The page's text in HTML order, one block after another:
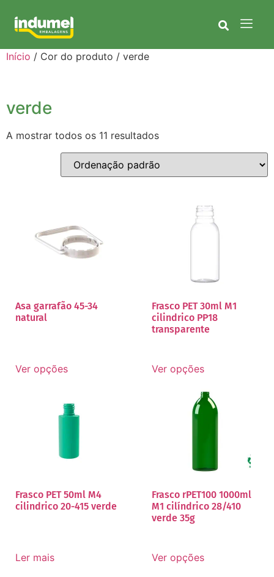
Início / Cor do produto / verde
verde
A mostrar todos os 11 resultados
Asa garrafão 45-34
natural
Ver opções
Frasco PET 30ml M1
cilindrico PP18
transparente
Ver opções
Frasco PET 50ml M4
cilindrico 20-415 verde
Ler mais
Frasco rPET100 1000ml
M1 cilíndrico 28/410
verde 35g
Ver opções